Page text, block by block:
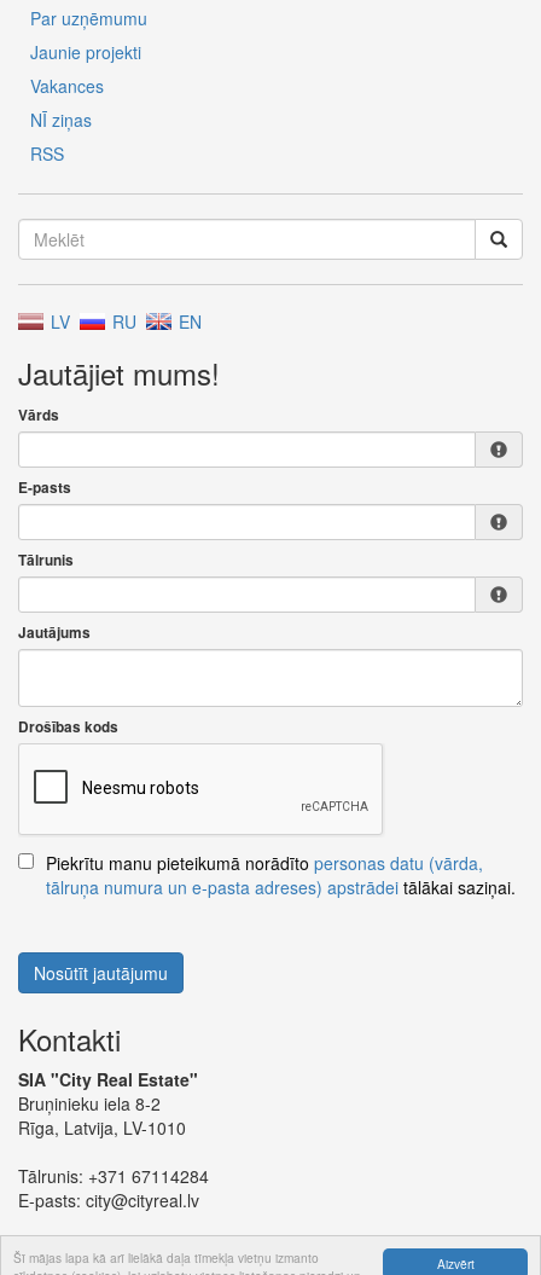
Aizvērt
Šī mājas lapa kā arī lielākā daļa tīmekļa vietņu izmanto
Par uzņēmumu
Jaunie projekti
Vakances
NĪ ziņas
RSS
LV RU EN
Jautājiet mums!
Vārds
E-pasts
Tālrunis
Jautājums
Drošības kods
Piekrītu manu pieteikumā norādīto personas datu (vārda,
tālruņa numura un e-pasta adreses) apstrādei tālākai saziņai.
Nosūtīt jautājumu
Kontakti
SIA "City Real Estate"
Bruņinieku iela 8-2
Rīga, Latvija, LV-1010
Tālrunis: +371 67114284
E-pasts: city@cityreal.lv